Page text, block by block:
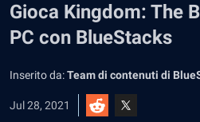
Gioca Kingdom: The
PC con BlueStacks
Inserito da:Team di contenuti di
Jul 28, 2021